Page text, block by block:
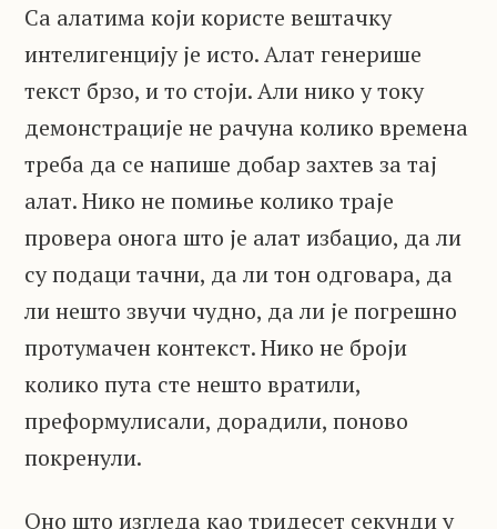
Са алатима који користе вештачку
интелигенцију је исто. Алат генерише
текст брзо, и то стоји. Али нико у току
демонстрације не рачуна колико времена
треба да се напише добар захтев за тај
алат. Нико не помиње колико траје
провера онога што је алат избацио, да ли
су подаци тачни, да ли тон одговара, да
ли нешто звучи чудно, да ли је погрешно
протумачен контекст. Нико не броји
колико пута сте нешто вратили,
преформулисали, дорадили, поново
покренули.
Оно што изгледа као тридесет секунди у